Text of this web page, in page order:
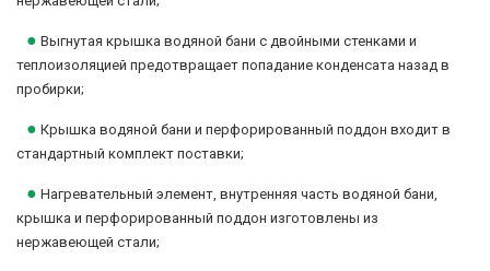
● Выгнутая крышка водяной бани с двойными стенками и
теплоизоляцией предотвращает попадание конденсата назад в
пробирки;
● Крышка водяной бани и перфорированный поддон входит в
стандартный комплект поставки;
● Нагревательный элемент, внутренняя часть водяной бани,
крышка и перфорированный поддон изготовлены из
нержавеющей стали;